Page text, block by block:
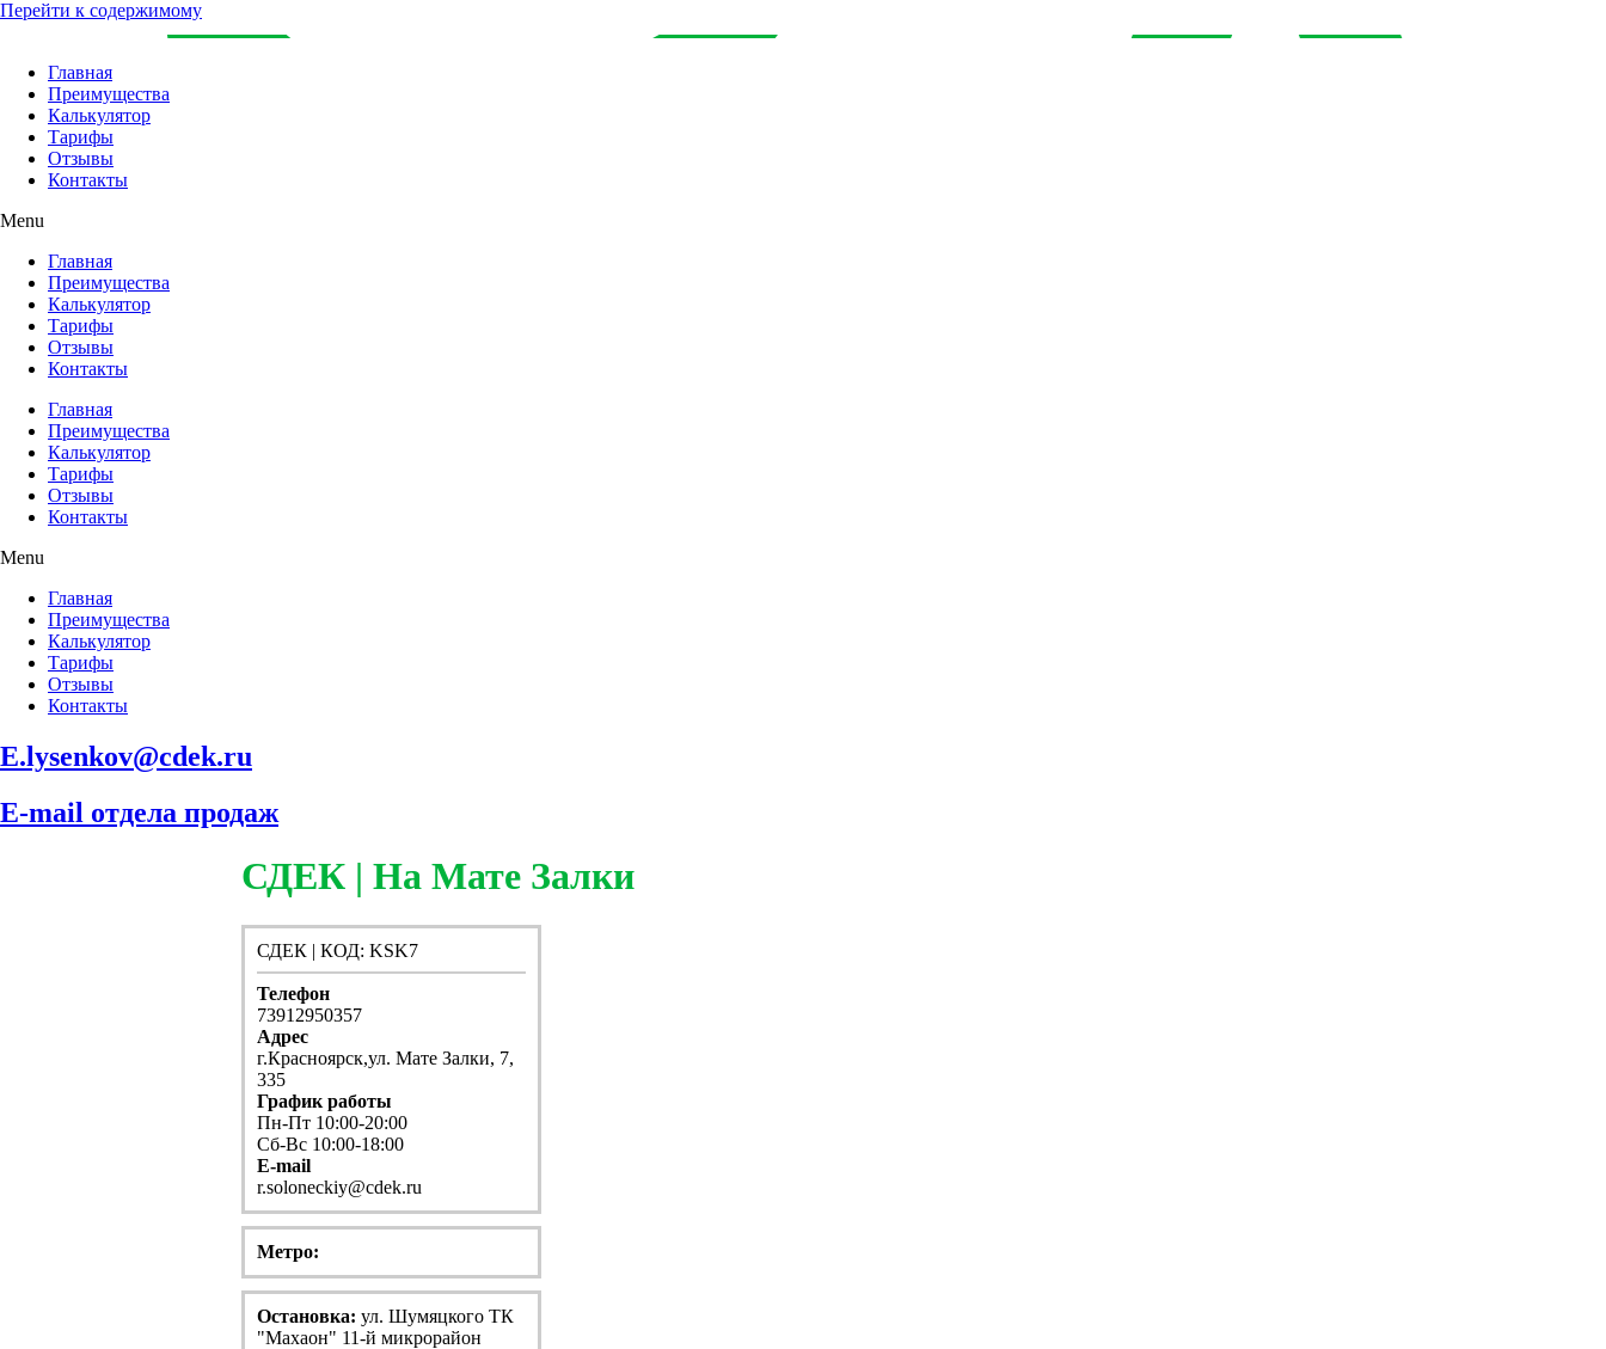
Перейти к содержимому
Главная
Преимущества
Калькулятор
Тарифы
Отзывы
Контакты
Menu
Главная
Преимущества
Калькулятор
Тарифы
Отзывы
Контакты
Главная
Преимущества
Калькулятор
Тарифы
Отзывы
Контакты
Menu
Главная
Преимущества
Калькулятор
Тарифы
Отзывы
Контакты
E.lysenkov@cdek.ru
E-mail отдела продаж
СДЕК | На Мате Залки
СДЕК | КОД: KSK7
Телефон
73912950357
Адрес
г.Красноярск,ул. Мате Залки, 7,
335
График работы
Пн-Пт 10:00-20:00
Сб-Вс 10:00-18:00
E-mail
r.soloneckiy@cdek.ru
Метро:
Остановка: ул. Шумяцкого ТК
"Махаон" 11-й микрорайон